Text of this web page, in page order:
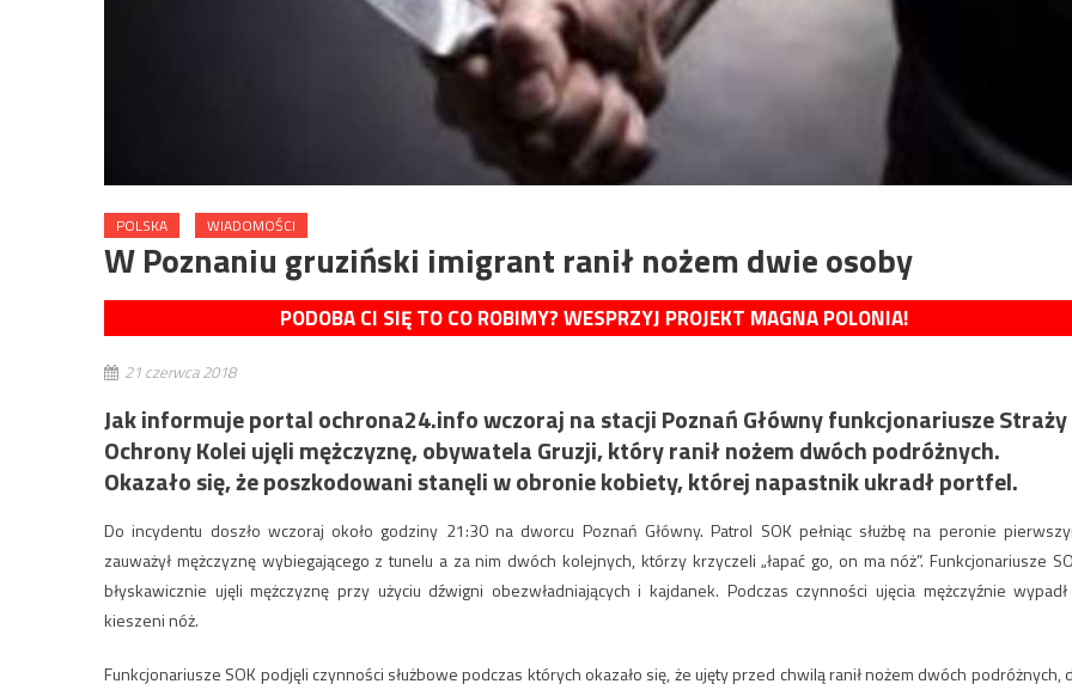
POLSKA WIADOMOŚCI
W Poznaniu gruziński imigrant ranił nożem dwie osoby
PODOBA CI SIĘ TO CO ROBIMY? WESPRZYJ PROJEKT MAGNA POLONIA!
21 czerwca 2018
Jak informuje portal ochrona24.info wczoraj na stacji Poznań Główny funkcjonariusze Straży
Ochrony Kolei ujęli mężczyznę, obywatela Gruzji, który ranił nożem dwóch podróżnych.
Okazało się, że poszkodowani stanęli w obronie kobiety, której napastnik ukradł portfel.
Do incydentu doszło wczoraj około godziny 21:30 na dworcu Poznań Główny. Patrol SOK pełniąc służbę na peronie
zauważył mężczyznę wybiegającego z tunelu a za nim dwóch kolejnych, którzy krzyczeli „łapać go, on ma nóż”. Funkcjonariusze
błyskawicznie ujęli mężczyznę przy użyciu dźwigni obezwładniających i kajdanek. Podczas czynności ujęcia mężczyźnie
kieszeni nóż.
Funkcjonariusze SOK podjęli czynności służbowe podczas których okazało się, że ujęty przed chwilą ranił nożem dwóch podróżnych,